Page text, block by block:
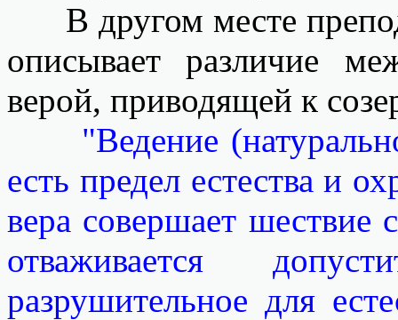
В другом месте
описывает различие
верой, приводящей к
"Ведение
есть предел естества и
вера совершает шествие
отваживается
разрушительное для